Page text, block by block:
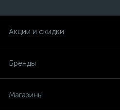
Акции и скидки
Бренды
Магазины